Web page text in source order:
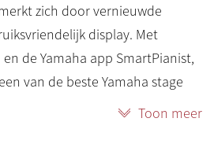
zich door vernieuwde
display. Met
de Yamaha app SmartPianist,
van de beste Yamaha stage
gewoon pianospelen. De
Toon meer